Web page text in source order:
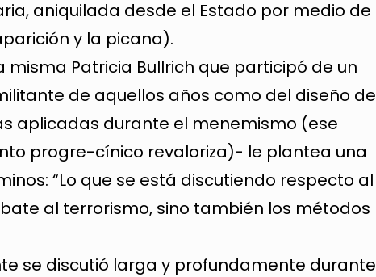
aniquilada desde el Estado por medio de
y la picana).
Patricia Bullrich que participó de un
de aquellos años como del diseño de
aplicadas durante el menemismo (ese
progre-cínico revaloriza)- le plantea una
“Lo que se está discutiendo respecto al
al terrorismo, sino también los métodos
se discutió larga y profundamente durante